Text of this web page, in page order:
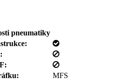
pneumatiky
MFS